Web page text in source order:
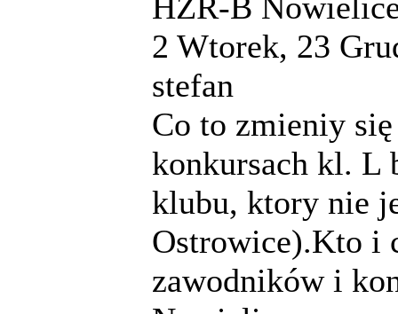
2 Wtorek, 23
stefan
Co to zmieniy
konkursach kl. L
klubu, ktory nie
Ostrowice).Kto i
zawodników i